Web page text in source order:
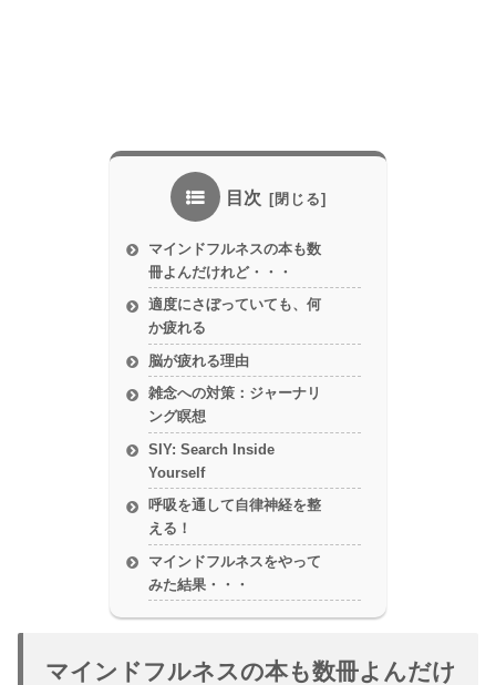
目次
マインドフルネスの本も数
冊よんだけれど・・・
適度にさぼっていても、何
か疲れる
脳が疲れる理由
雑念への対策：ジャーナリ
ング瞑想
SIY: Search Inside
Yourself
呼吸を通して自律神経を整
える！
マインドフルネスをやって
みた結果・・・
マインドフルネスの本も数冊よんだけ